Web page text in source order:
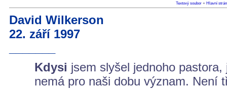
Textový soubor + Hlavní
David Wilkerson
22. září 1997
Kdysi jsem slyšel jednoho
nemá pro naši dobu význam. Není